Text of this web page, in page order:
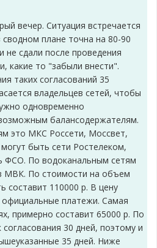
вечер. Ситуация встречается
плане точна на 80-90
не сдали после проведения
какие то "забыли внести".
таких согласований 35
владельцев сетей, чтобы
одновременно
балансодержателям.
это МКС Россети, Моссвет,
быть сети Ростелеком,
ФСО. По водоканальным сетям
МВК. По стоимости на объем
составит 110000 р. В цену
платежи. Самая
примерно составит 65000 р. По
30 дней, поэтому и
35 дней. Ниже